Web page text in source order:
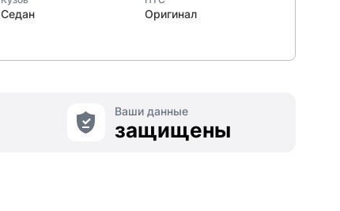
Седан Оригинал
Ваши данные
защищены